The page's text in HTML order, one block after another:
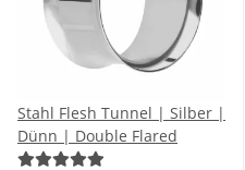
Stahl Flesh Tunnel | Silber |
Dünn | Double Flared